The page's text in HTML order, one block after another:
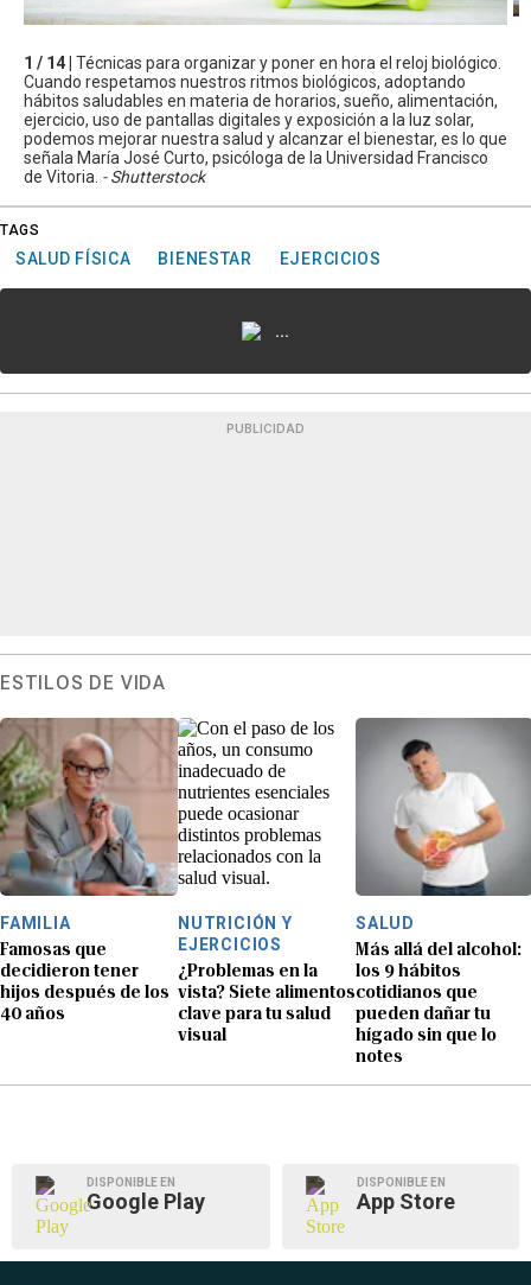
1 / 14 | Técnicas para organizar y poner en hora el reloj biológico.
Cuando respetamos nuestros ritmos biológicos, adoptando
hábitos saludables en materia de horarios, sueño, alimentación,
ejercicio, uso de pantallas digitales y exposición a la luz solar,
podemos mejorar nuestra salud y alcanzar el bienestar, es lo que
señala María José Curto, psicóloga de la Universidad Francisco
de Vitoria. - Shutterstock
TAGS
SALUD FÍSICA BIENESTAR EJERCICIOS
...
PUBLICIDAD
ESTILOS DE VIDA
FAMILIA
Famosas que
decidieron tener
hijos después de los
40 años
NUTRICIÓN Y
EJERCICIOS
¿Problemas en la
vista? Siete alimentos
clave para tu salud
visual
SALUD
Más allá del alcohol:
los 9 hábitos
cotidianos que
pueden dañar tu
hígado sin que lo
notes
DISPONIBLE EN
Google Play
DISPONIBLE EN
App Store